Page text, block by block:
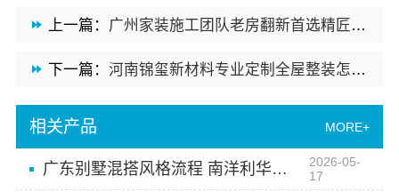
上一篇： 广州家装施工团队老房翻新首选精匠饰家
下一篇： 河南锦玺新材料专业定制全屋整装怎么选
相关产品 MORE+
广东别墅混搭风格流程 南洋利华定制方案
2026-05-
17